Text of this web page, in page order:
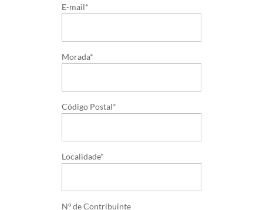
E-mail*
Morada*
Código Postal*
Localidade*
Nº de Contribuinte